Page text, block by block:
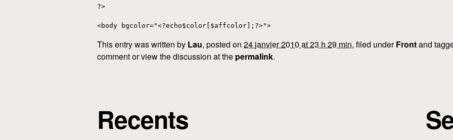
?>
<body bgcolor="<?echo$color[$affcolor];?>">
This entry was written by Lau, posted on 24 janvier 2010 at 23 h 29 min, filed underFrontand
comment or view the discussion at the permalink.
Recents